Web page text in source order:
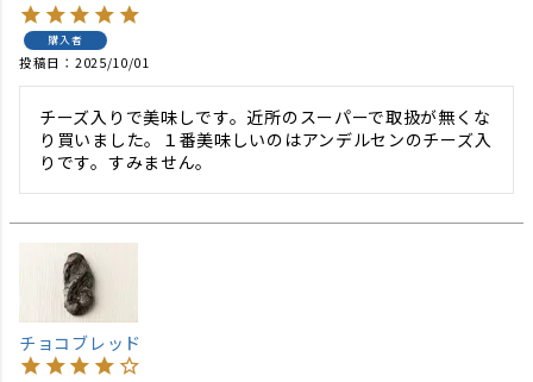
購入者
投稿日 2025/10/01
チーズ入りで美味しです。近所のスーパーで取扱が無くな
り買いました。１番美味しいのはアンデルセンのチーズ入
りです。すみません。
チョコブレッド